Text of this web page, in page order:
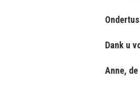
Dank u
Anne,